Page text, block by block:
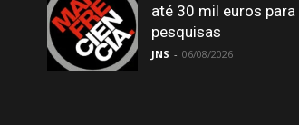
até 30 mil euros para
pesquisas
JNS - 06/08/2026